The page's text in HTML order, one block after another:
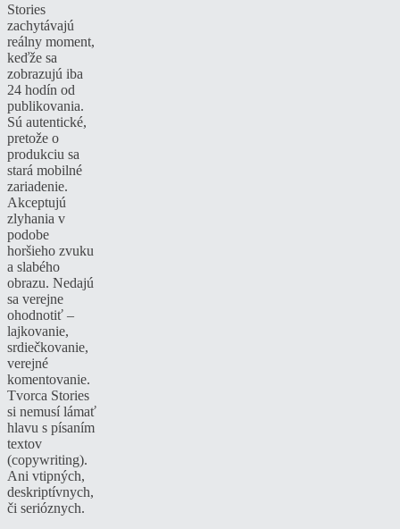
Stories
zachytávajú
reálny moment,
keďže sa
zobrazujú iba
24 hodín od
publikovania.
Sú autentické,
pretože o
produkciu sa
stará mobilné
zariadenie.
Akceptujú
zlyhania v
podobe
horšieho zvuku
a slabého
obrazu. Nedajú
sa verejne
ohodnotiť –
lajkovanie,
srdiečkovanie,
verejné
komentovanie.
Tvorca Stories
si nemusí lámať
hlavu s písaním
textov
(copywriting).
Ani vtipných,
deskriptívnych,
či serióznych.